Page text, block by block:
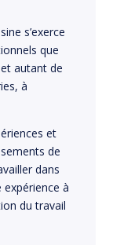
s’exerce
que
autant de
à
et
de
dans
à
du travail